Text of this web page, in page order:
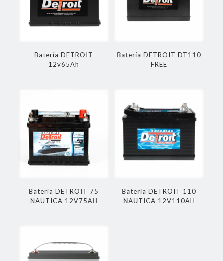
Batería DETROIT
12v65Ah
Batería DETROIT DT110
FREE
Batería DETROIT 75
NAUTICA 12V75AH
Batería DETROIT 110
NAUTICA 12V110AH